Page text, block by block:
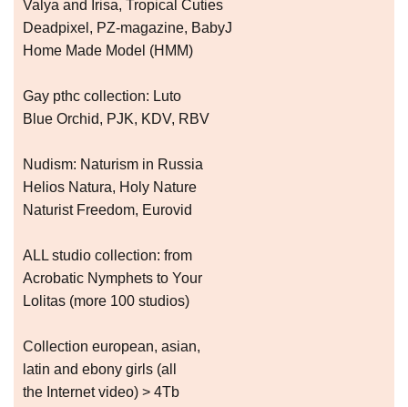
Valya and Irisa, Tropical Cuties
Deadpixel, PZ-magazine, BabyJ
Home Made Model (HMM)
Gay рthс collection: Luto
Blue Orchid, PJK, KDV, RBV
Nudism: Naturism in Russia
Helios Natura, Holy Nature
Naturist Freedom, Eurovid
ALL studio collection: from
Acrobatic Nymрhеts to Your
Lоlitаs (more 100 studios)
Collection european, asian,
latin and ebony girls (all
the Internet video) > 4Tb